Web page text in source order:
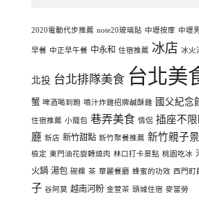
2020電動代步推薦 note20玻璃貼 中壢按摩 中壢
早餐 中正早午餐 中永和 住宿推薦 冰店 冰火
北投 台北排隊美食 台北美
蟹 啤酒喝到飽 噴汁炸雞招牌鹹酥雞 國父紀念
住宿推薦 小籠包 巷弄美食 情侶 插座不
廳 新店 新竹甜點 新竹聚餐推薦 新竹親子
檢定 東門油花旋轉燒肉 林口打卡景點 桃園吃冰
火鍋 湯包 碗粿 茶 華麗餐廳 蜂蜜的功效 西門町
子 谷阿莫 越南河粉 金萱茶 頭城住宿 麥當勞